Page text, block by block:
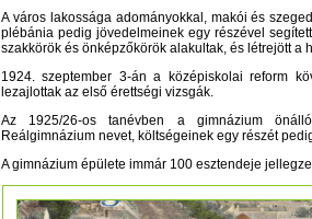
A város lakossága adományokkal, makói és
plébánia pedig jövedelmeinek egy részével
szakkörök és önképzőkörök alakultak, és létrejött a
1924. szeptember 3-án a középiskolai reform
lezajlottak az első érettségi vizsgák.
Az 1925/26-os tanévben a gimnázium
Reálgimnázium nevet, költségeinek egy részét
A gimnázium épülete immár 100 esztendeje